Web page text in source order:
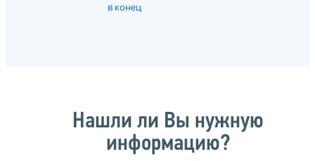
в конец
Нашли ли Вы нужную
информацию?